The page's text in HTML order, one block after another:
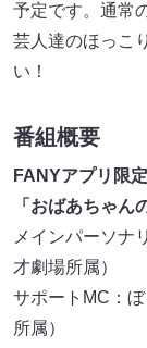
予定です。通常
芸人達のほっこ
い！
番組概要
FANYアプリ限
「おばあちゃん
メインパーソナ
才劇場所属）
サポートMC：
所属）